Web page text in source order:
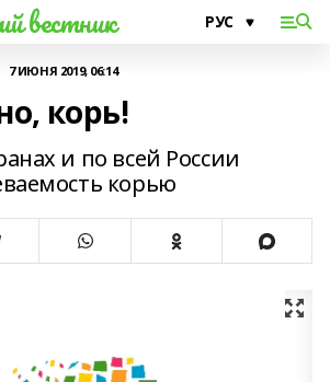
вестник
7 ИЮНЯ 2019, 06:14
корь!
и по всей России
корью